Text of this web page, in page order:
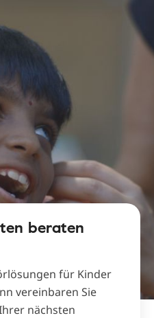
beraten
für Kinder
vereinbaren Sie
nächsten